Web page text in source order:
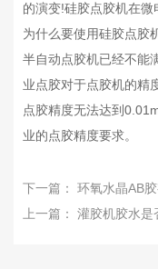
的演变!硅胶点胶机在
为什么要使用硅胶点胶
半自动点胶机已经不能
业点胶对于点胶机的精
点胶精度无法达到
业的点胶精度要求。
下一篇： 环氧水晶AB
上一篇： 灌胶机胶水是